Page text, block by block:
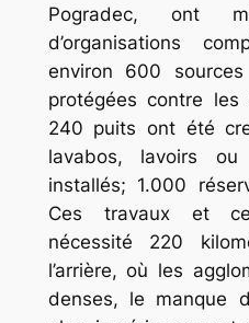
Pogradec, ont
d’organisations
environ 600
protégées contre
240 puits ont été
lavabos, lavoirs
installés; 1.000
Ces travaux et
nécessité 220
l’arrière, où les
denses, le manque